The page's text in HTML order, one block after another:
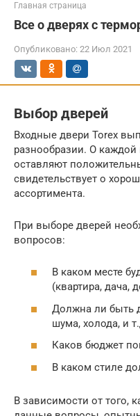
Главная страница
Все о дверях с
Опубликовано: 22 Июл 2021
Выбор дверей
Входные двери Torex
разнообразии. О каждой
оставляют
свидетельствует о
ассортимента.
При выборе дверей
вопросов:
В каком месте
(квартира, дача,
Должна ли быть
шума, холода, и
Каков бюджет
В каком стиле
В зависимости от того,